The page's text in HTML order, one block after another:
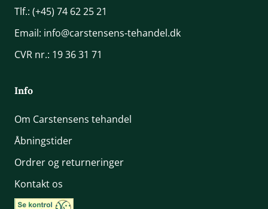
Tlf.: (+45) 74 62 25 21
Email: info@carstensens-tehandel.dk
CVR nr.: 19 36 31 71
Info
Om Carstensens tehandel
Åbningstider
Ordrer og returneringer
Kontakt os